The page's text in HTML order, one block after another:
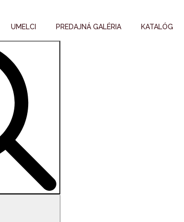
UMELCI PREDAJNÁ GALÉRIA KATALÓG